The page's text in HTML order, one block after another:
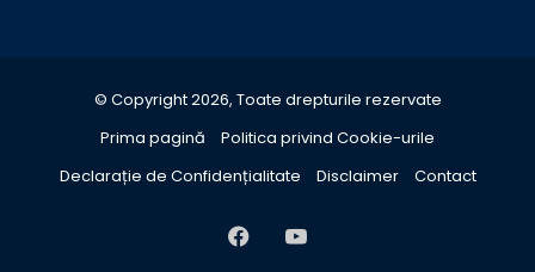
© Copyright 2026, Toate drepturile rezervate
Prima pagină
Politica privind Cookie-urile
Declarație de Confidențialitate
Disclaimer Contact
FacebookYouTube